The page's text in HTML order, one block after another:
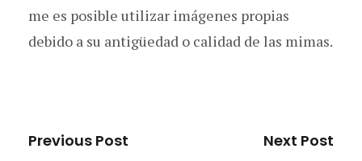
me es posible utilizar imágenes propias
debido a su antigüedad o calidad de las mimas.
Previous Post Next Post